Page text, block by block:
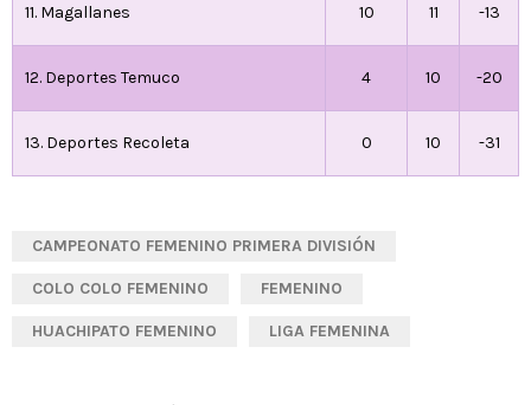
11. Magallanes 10 11 -13
12. Deportes Temuco 4 10 -20
13. Deportes Recoleta 0 10 -31
CAMPEONATO FEMENINO PRIMERA DIVISIÓN
COLO COLO FEMENINO FEMENINO
HUACHIPATO FEMENINO LIGA FEMENINA